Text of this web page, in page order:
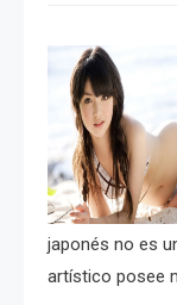
japonés no es
artístico posee